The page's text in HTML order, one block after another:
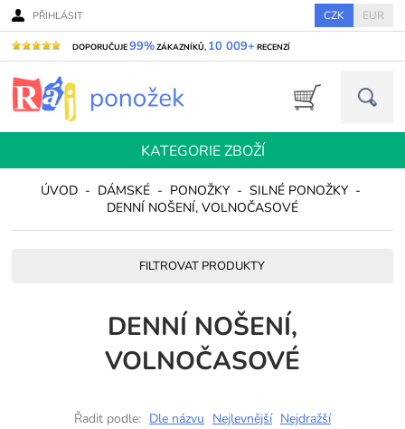
PŘIHLÁSIT CZK EUR
DOPORUČUJE99%ZÁKAZNÍKŮ, 10 009+ RECENZÍ
KATEGORIE ZBOŽÍ
ÚVOD - DÁMSKÉ - PONOŽKY - SILNÉ PONOŽKY -
DENNÍ NOŠENÍ, VOLNOČASOVÉ
FILTROVAT PRODUKTY
DENNÍ NOŠENÍ,
VOLNOČASOVÉ
Řadit podle: Dle názvu Nejlevnější Nejdražší